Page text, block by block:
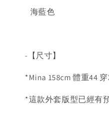
海藍色
-【尺寸】
*Mina 158cm 體重44 穿
*這款外套版型已經有